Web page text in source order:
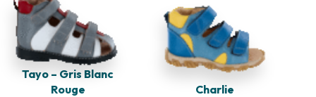
Tayo – Gris Blanc
Rouge
Charlie